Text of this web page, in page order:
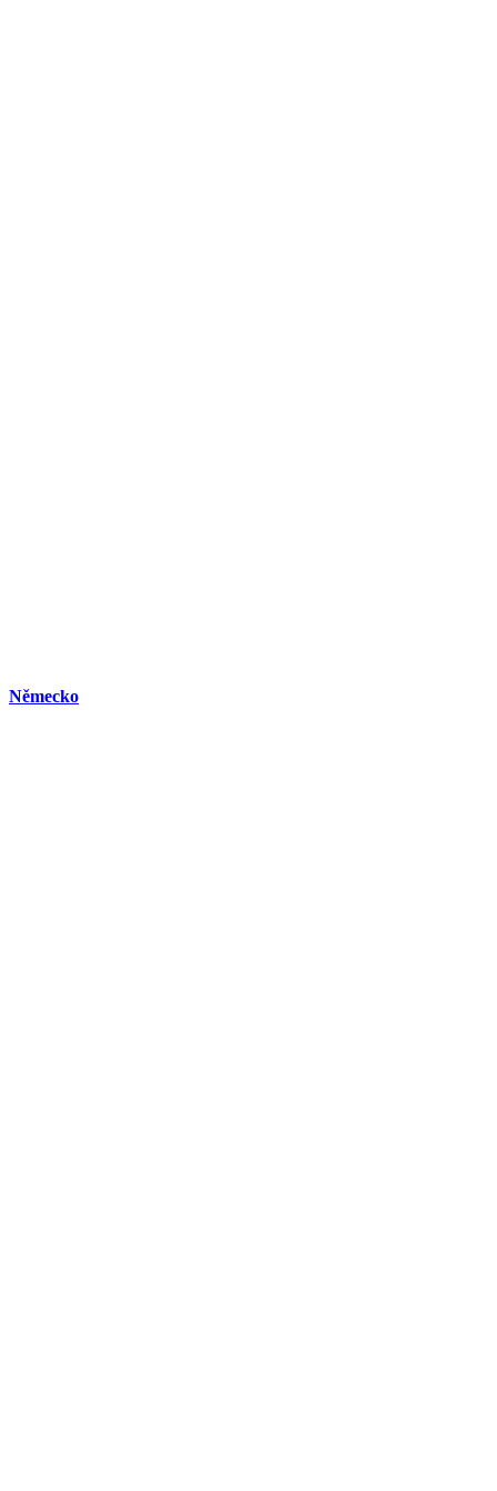
Německo